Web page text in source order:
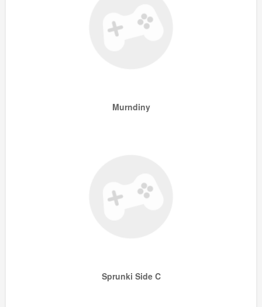
Murndiny
Sprunki Side C